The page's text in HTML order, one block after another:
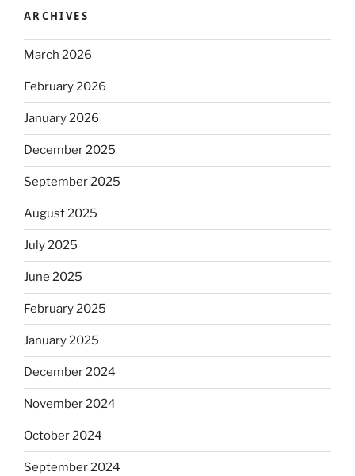
ARCHIVES
March 2026
February 2026
January 2026
December 2025
September 2025
August 2025
July 2025
June 2025
February 2025
January 2025
December 2024
November 2024
October 2024
September 2024